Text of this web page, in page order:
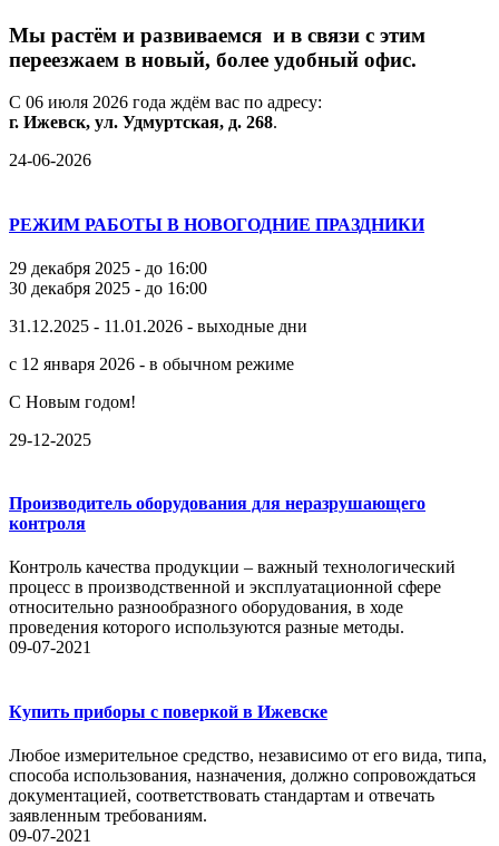
Мы растём и развиваемся и в связи с этим
переезжаем в новый, более удобный офис.
С 06 июля 2026 года ждём вас по адресу:
г. Ижевск, ул. Удмуртская, д. 268.
24-06-2026
РЕЖИМ РАБОТЫ В НОВОГОДНИЕ ПРАЗДНИКИ
29 декабря 2025 - до 16:00
30 декабря 2025 - до 16:00
31.12.2025 - 11.01.2026 - выходные дни
с 12 января 2026 - в обычном режиме
С Новым годом!
29-12-2025
Производитель оборудования для неразрушающего
контроля
Контроль качества продукции – важный технологический
процесс в производственной и эксплуатационной сфере
относительно разнообразного оборудования, в ходе
проведения которого используются разные методы.
09-07-2021
Купить приборы с поверкой в Ижевске
Любое измерительное средство, независимо от его вида, типа,
способа использования, назначения, должно сопровождаться
документацией, соответствовать стандартам и отвечать
заявленным требованиям.
09-07-2021